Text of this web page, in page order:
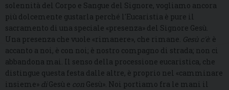
solennità del Corpo e Sangue del Signore, vogliamo ancora
più dolcemente gustarla perché l'Eucaristia è pure il
sacramento di una speciale «presenza» del Signore Gesù.
Una presenza che vuole «rimanere», che rimane. Gesù c'è: è
accanto a noi, è con noi; è nostro compagno di strada; non ci
abbandona mai. Il senso della processione eucaristica, che
distingue questa festa dalle altre, è proprio nel «camminare
insieme» di Gesù e con Gesù». Noi portiamo fra le mani il